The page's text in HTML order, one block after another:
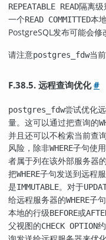
REPEATABLE READ隔离级
一个READ COMMITTED本
PostgreSQL发布可能会修
请注意postgres_fdw当
F.38.5. 远程查询优化#
postgres_fdw尝试优化
量。这可以通过把查询的
并且还可以不检索当前查
风险，除非WHERE子句使
者属于列在该外部服务器的
把WHERE子句发送到远程
是IMMUTABLE。对于
给远程服务器的WHERE子
本地的行级BEFORE或
父视图的CHECK OPTION